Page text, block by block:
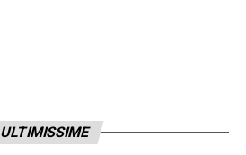
ULTIMISSIME